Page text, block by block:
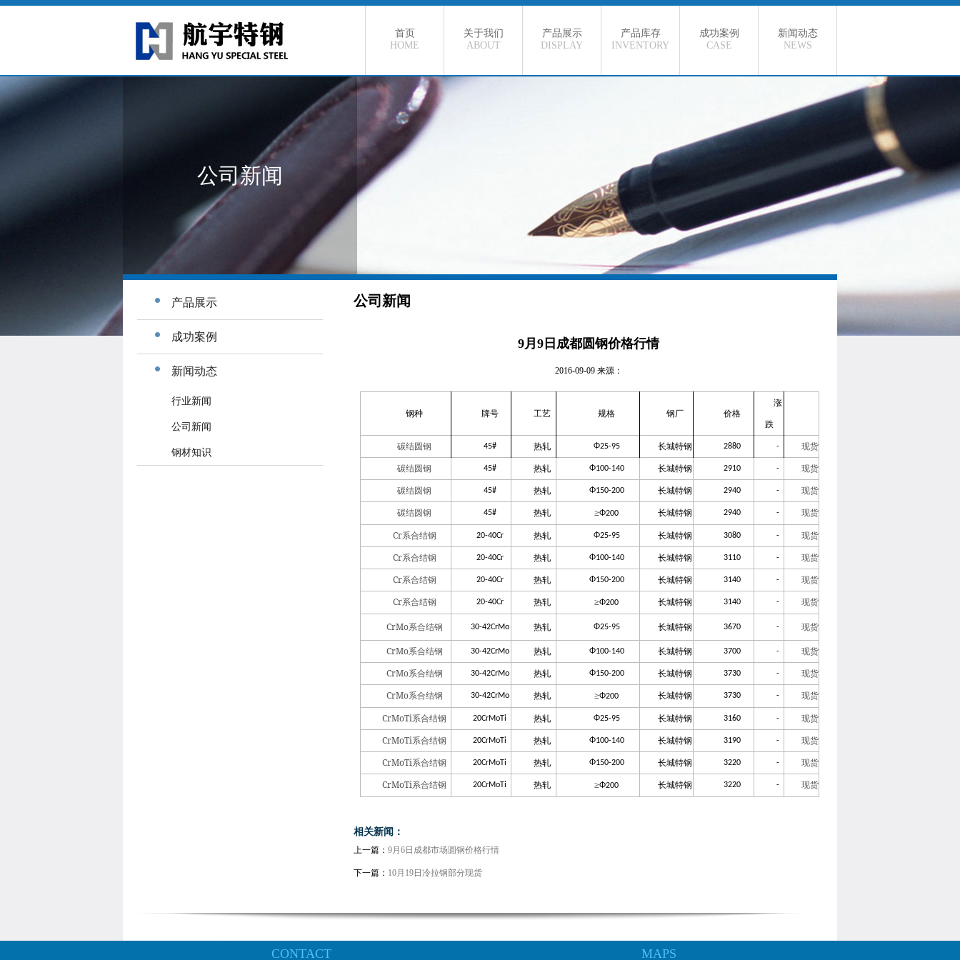
首页
HOME
关于我们
ABOUT
产品展示
DISPLAY
轴承钢
碳素工具钢
合金工具钢
产品库存
INVENTORY
成功案例
CASE
新闻动态
NEWS
公司新闻
公司新闻
产品展示
成功案例
新闻动态
行业新闻
公司新闻
钢材知识
公司新闻
9月9日成都圆钢价格行情
2016-09-09 来源：
钢种 牌号 工艺 规格 钢厂 价格
涨
跌
碳结圆钢 45# 热轧 Φ25-95 长城特钢 2880 - 现货
碳结圆钢 45# 热轧 Φ100-140 长城特钢 2910 - 现货
碳结圆钢 45# 热轧 Φ150-200 长城特钢 2940 - 现货
碳结圆钢 45# 热轧 ≥Φ200 长城特钢 2940 - 现货
Cr系合结钢 20-40Cr 热轧 Φ25-95 长城特钢 3080 - 现货
Cr系合结钢 20-40Cr 热轧 Φ100-140 长城特钢 3110 - 现货
Cr系合结钢 20-40Cr 热轧 Φ150-200 长城特钢 3140 - 现货
Cr系合结钢 20-40Cr 热轧 ≥Φ200 长城特钢 3140 - 现货
CrMo系合结钢 30-42CrMo 热轧 Φ25-95 长城特钢 3670 - 现货
CrMo系合结钢 30-42CrMo 热轧 Φ100-140 长城特钢 3700 - 现货
CrMo系合结钢 30-42CrMo 热轧 Φ150-200 长城特钢 3730 - 现货
CrMo系合结钢 30-42CrMo 热轧 ≥Φ200 长城特钢 3730 - 现货
CrMoTi系合结钢 20CrMoTi 热轧 Φ25-95 长城特钢 3160 - 现货
CrMoTi系合结钢 20CrMoTi 热轧 Φ100-140 长城特钢 3190 - 现货
CrMoTi系合结钢 20CrMoTi 热轧 Φ150-200 长城特钢 3220 - 现货
CrMoTi系合结钢 20CrMoTi 热轧 ≥Φ200 长城特钢 3220 - 现货
相关新闻：
上一篇： 9月6日成都市场圆钢价格行情
下一篇： 10月19日冷拉钢部分现货
CONTACT MAPS